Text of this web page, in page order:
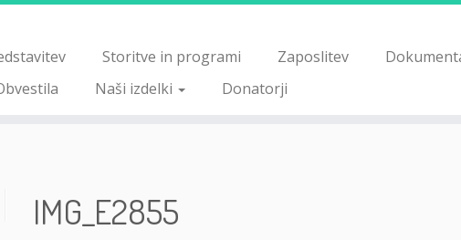
Storitve in programi Zaposlitev
Naši izdelki Donatorji
IMG_E2855